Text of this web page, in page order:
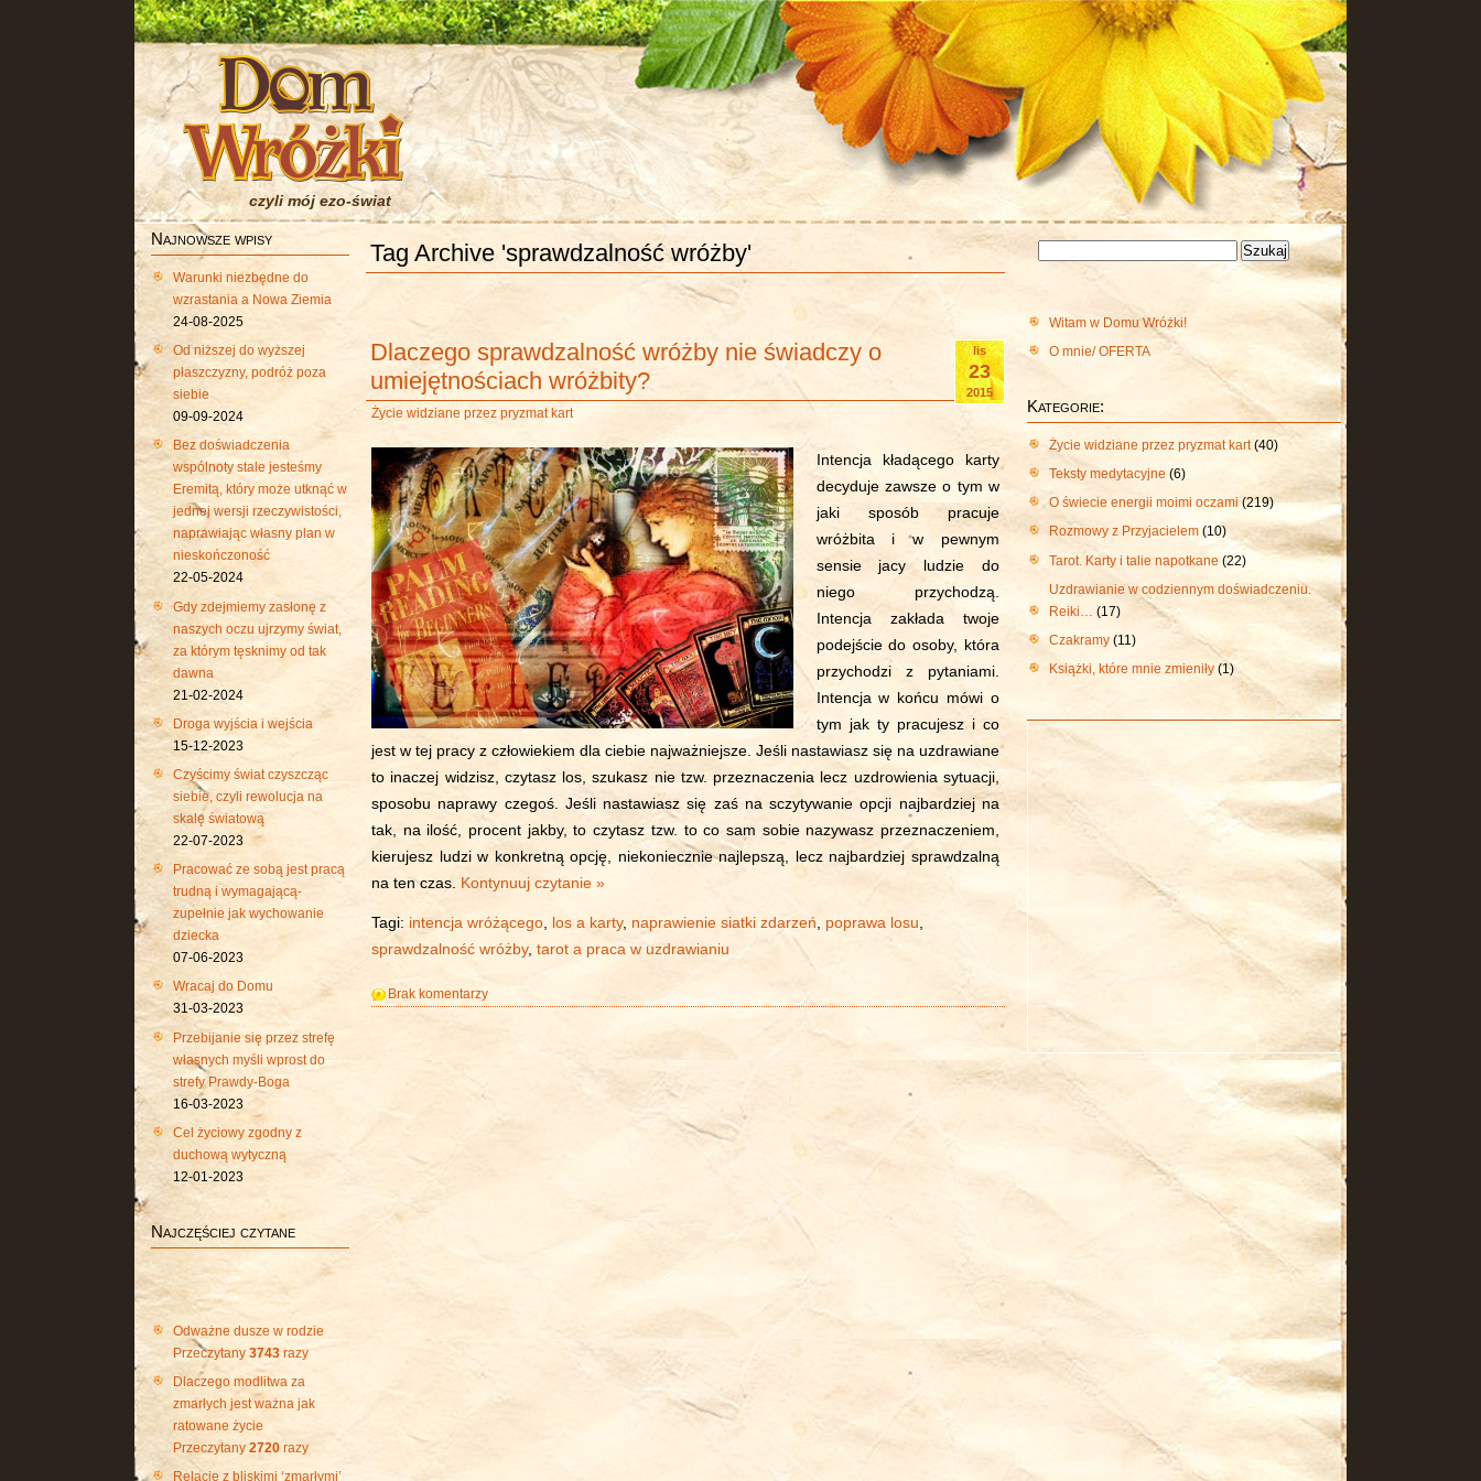
czyli mój ezo-świat
Najnowsze wpisy
Warunki niezbędne do
wzrastania a Nowa Ziemia
24-08-2025
Od niższej do wyższej
płaszczyzny, podróż poza
siebie
09-09-2024
Bez doświadczenia
wspólnoty stale jesteśmy
Eremitą, który może utknąć w
jednej wersji rzeczywistości,
naprawiając własny plan w
nieskończoność
22-05-2024
Gdy zdejmiemy zasłonę z
naszych oczu ujrzymy świat,
za którym tęsknimy od tak
dawna
21-02-2024
Droga wyjścia i wejścia
15-12-2023
Czyścimy świat czyszcząc
siebie, czyli rewolucja na
skalę światową
22-07-2023
Pracować ze sobą jest pracą
trudną i wymagającą-
zupełnie jak wychowanie
dziecka
07-06-2023
Wracaj do Domu
31-03-2023
Przebijanie się przez strefę
własnych myśli wprost do
strefy Prawdy-Boga
16-03-2023
Cel życiowy zgodny z
duchową wytyczną
12-01-2023
Najczęściej czytane
Odważne dusze w rodzie
Przeczytany 3743 razy
Dlaczego modlitwa za
zmarłych jest ważna jak
ratowane życie
Przeczytany 2720 razy
Relacje z bliskimi ‘zmarłymi’
Tag Archive 'sprawdzalność wróżby'
lis
23
2015
Dlaczego sprawdzalność wróżby nie świadczy o
umiejętnościach wróżbity?
Życie widziane przez pryzmat kart
Intencja kładącego karty
decyduje zawsze o tym w
jaki sposób pracuje
wróżbita i w pewnym
sensie jacy ludzie do
niego przychodzą.
Intencja zakłada twoje
podejście do osoby, która
przychodzi z pytaniami.
Intencja w końcu mówi o
tym jak ty pracujesz i co
jest w tej pracy z człowiekiem dla ciebie najważniejsze. Jeśli nastawiasz się na uzdrawiane
to inaczej widzisz, czytasz los, szukasz nie tzw. przeznaczenia lecz uzdrowienia sytuacji,
sposobu naprawy czegoś. Jeśli nastawiasz się zaś na sczytywanie opcji najbardziej na
tak, na ilość, procent jakby, to czytasz tzw. to co sam sobie nazywasz przeznaczeniem,
kierujesz ludzi w konkretną opcję, niekoniecznie najlepszą, lecz najbardziej sprawdzalną
na ten czas. Kontynuuj czytanie »
Tagi:intencja wróżącego los a karty, naprawienie siatki zdarzeń poprawa losu
sprawdzalność wróżby, tarot a praca w uzdrawianiu
Brak komentarzy
Witam w Domu Wróżki!
O mnie/ OFERTA
Kategorie:
Życie widziane przez pryzmat kart(40)
Teksty medytacyjne (6)
O świecie energii moimi oczami (219)
Rozmowy z Przyjacielem (10)
Tarot. Karty i talie napotkane (22)
Uzdrawianie w codziennym doświadczeniu.
Reiki… (17)
Czakramy (11)
Książki, które mnie zmieniły (1)